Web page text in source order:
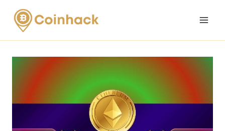
Skip
content